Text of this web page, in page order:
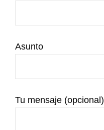
Asunto
Tu mensaje (opcional)